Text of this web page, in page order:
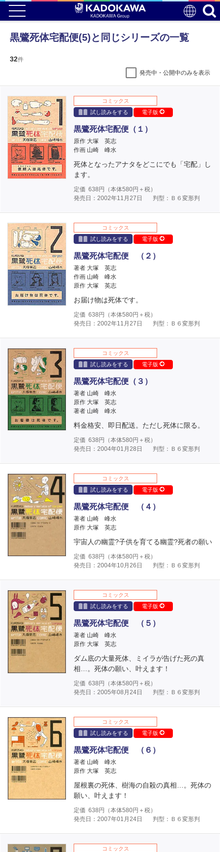
黒鷺死体宅配便(5)と同じシリーズの一覧
32件
発売中・公開中のみを表示
コミックス
試し読みをする
電子版
黒鷺死体宅配便（１）
原作 大塚 英志
作画 山崎 峰水
死体となったアナタをどこにでも「宅配」し
ます。
定価 638 円（本体580円＋税）
発売日：2002年11月27日
判型：Ｂ６変形判
コミックス
試し読みをする
電子版
黒鷺死体宅配便 （２）
著者 大塚 英志
作画 山崎 峰水
原作 大塚 英志
お届け物は死体です。
定価 638 円（本体580円＋税）
発売日：2002年11月27日
判型：Ｂ６変形判
コミックス
試し読みをする
電子版
黒鷺死体宅配便（３）
著者 山崎 峰水
原作 大塚 英志
著者 山崎 峰水
料金格安、即日配送。ただし死体に限る。
定価 638 円（本体580円＋税）
発売日：2004年01月28日
判型：Ｂ６変形判
コミックス
試し読みをする
電子版
黒鷺死体宅配便 （４）
著者 山崎 峰水
原作 大塚 英志
宇宙人の幽霊?子供を育てる幽霊?死者の願い
定価 638 円（本体580円＋税）
発売日：2004年10月26日
判型：Ｂ６変形判
コミックス
試し読みをする
電子版
黒鷺死体宅配便 （５）
著者 山崎 峰水
原作 大塚 英志
ダム底の大量死体、ミイラが告げた死の真
相…。死体の願い、叶えます！
定価 638 円（本体580円＋税）
発売日：2005年08月24日
判型：Ｂ６変形判
コミックス
試し読みをする
電子版
黒鷺死体宅配便 （６）
著者 山崎 峰水
原作 大塚 英志
屋根裏の死体、樹海の自殺の真相…。死体の
願い、叶えます！
定価 638 円（本体580円＋税）
発売日：2007年01月24日
判型：Ｂ６変形判
コミックス